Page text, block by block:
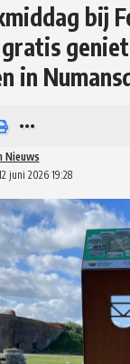
bij
in
juni 2026 19:28
Nieuws